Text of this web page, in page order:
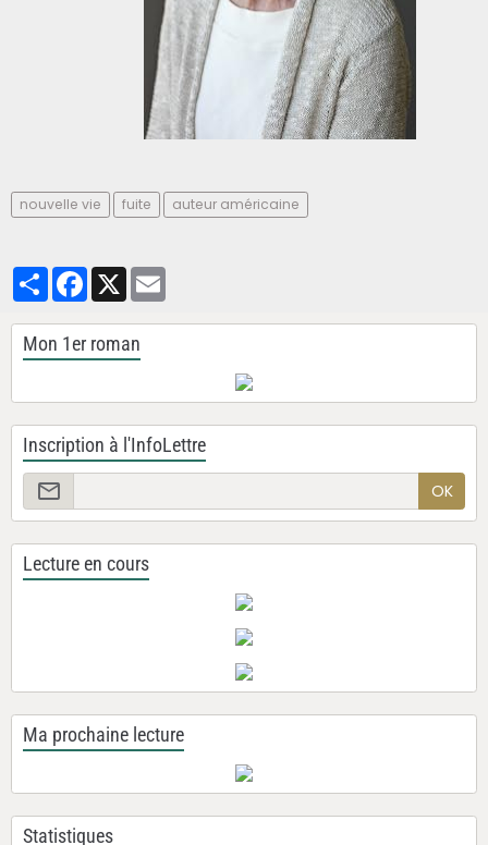
nouvelle vie fuite auteur américaine
PartagerFacebook
X
Mon 1er roman
Inscription à l'InfoLettre
OK
Lecture en cours
Ma prochaine lecture
Statistiques